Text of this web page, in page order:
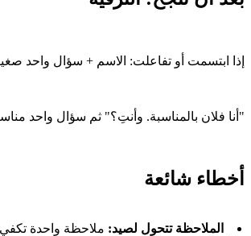
إذا ابتسمت أو تفاعلت: الاسم + سؤال واحد
"أنا فلان بالمناسبة. وأنتِ؟" ثم سؤال واحد
أخطاء شائعة
الملاحظة تتحول لصيد: ملاحظة واحدة